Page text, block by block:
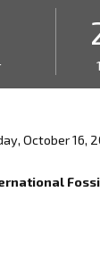
October 16,